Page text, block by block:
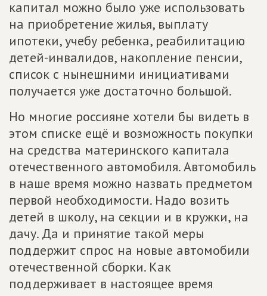
капитал можно было уже использовать
на приобретение жилья, выплату
ипотеки, учебу ребенка, реабилитацию
детей-инвалидов, накопление пенсии,
список с нынешними инициативами
получается уже достаточно большой.
Но многие россияне хотели бы видеть в
этом списке ещё и возможность покупки
на средства материнского капитала
отечественного автомобиля. Автомобиль
в наше время можно назвать предметом
первой необходимости. Надо возить
детей в школу, на секции и в кружки, на
дачу. Да и принятие такой меры
поддержит спрос на новые автомобили
отечественной сборки. Как
поддерживает в настоящее время